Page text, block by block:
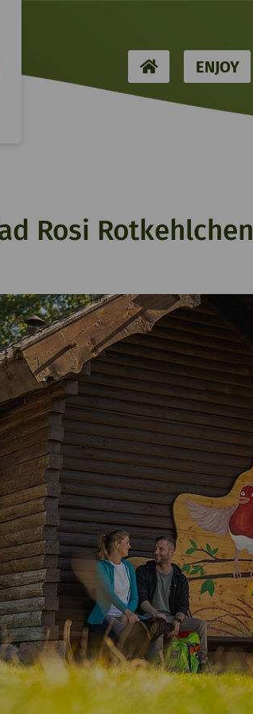
HOMEENJOY
Rosi Rotkehlchen